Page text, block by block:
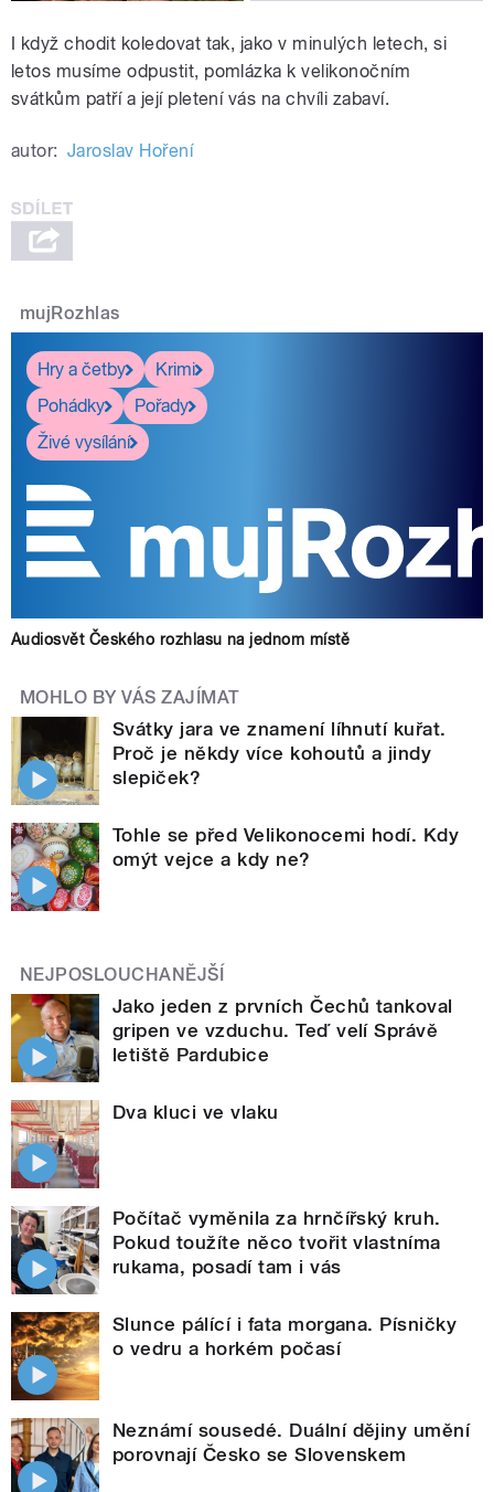
I když chodit koledovat tak, jako v minulých letech, si
letos musíme odpustit, pomlázka k velikonočním
svátkům patří a její pletení vás na chvíli zabaví.
autor: Jaroslav Hoření
mujRozhlas
Hry a četby
Krimi
Pohádky
Pořady
Živé vysílání
Audiosvět Českého rozhlasu na jednom místě
MOHLO BY VÁS ZAJÍMAT
Svátky jara ve znamení líhnutí kuřat.
Proč je někdy více kohoutů a jindy
slepiček?
Tohle se před Velikonocemi hodí. Kdy
omýt vejce a kdy ne?
NEJPOSLOUCHANĚJŠÍ
Jako jeden z prvních Čechů tankoval
gripen ve vzduchu. Teď velí Správě
letiště Pardubice
Dva kluci ve vlaku
Počítač vyměnila za hrnčířský kruh.
Pokud toužíte něco tvořit vlastníma
rukama, posadí tam i vás
Slunce pálící i fata morgana. Písničky
o vedru a horkém počasí
Neznámí sousedé. Duální dějiny umění
porovnají Česko se Slovenskem